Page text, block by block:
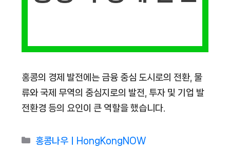
홍콩의 경제 발전에는 금융 중심 도시로의 전환, 물
류와 국제 무역의 중심지로의 발전, 투자 및 기업 발
전환경 등의 요인이 큰 역할을 했습니다.
Categories
홍콩나우ㅣHongKongNOW